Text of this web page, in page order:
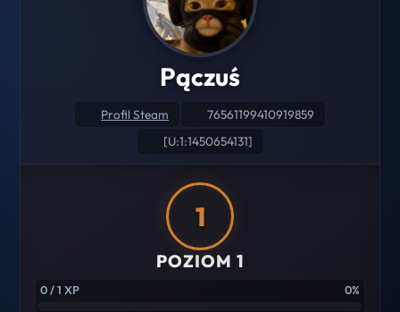
Pączuś
Profil Steam
76561199410919859
[U:1:1450654131]
1
POZIOM 1
0 / 1 XP 0%